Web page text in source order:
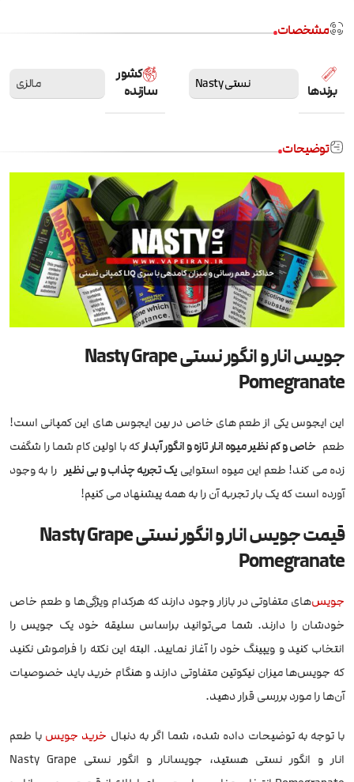
مشخصات
برندها نستی Nasty
کشور
سازنده
مالزی
توضیحات
جویس انار و انگور نستی Nasty Grape
Pomegranate
این ایجوس یکی از طعم های خاص در بین ایجوس های این کمپانی است!
طعمخاص و کم نظیر میوه انار تازه و انگور آبدارکه با اولین کام شما را شگفت
زده می کند! طعم این میوه استوایی یک تجربه چذاب و بی نظیررا به وجود
آورده است که یک بار تجربه آن را به همه پیشنهاد می کنیم!
قیمت جویس انار و انگور نستی Nasty Grape
Pomegranate
جویس‌های متفاوتی در بازار وجود دارند که هرکدام ویژگی‌ها و طعم خاص
خودشان را دارند. شما می‌توانید براساس سلیقه خود یک جویس را
انتخاب کنید و ویپینگ خود را آغاز نمایید. البته این نکته را فراموش نکنید
که جویس‌ها میزان نیکوتین متفاوتی دارند و هنگام خرید باید خصوصیات
آن‌ها را مورد بررسی قرار دهید.
با توجه به توضیحات داده شده، شما اگر به دنبال خرید جویس با طعم
انار و انگور نستی هستید، جویسانار و انگور نستی Nasty Grape